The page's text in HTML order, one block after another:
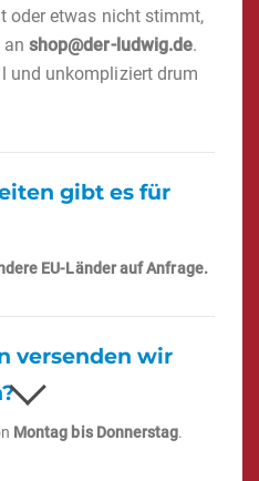
oder etwas nicht stimmt,
an shop@der-ludwig.de.
und unkompliziert drum
gibt es für
EU-Länder auf Anfrage.
versenden wir
Montag bis Donnerstag.